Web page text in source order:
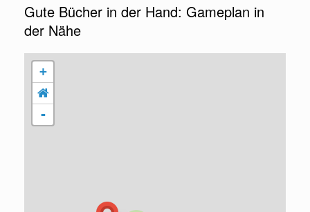
Gute Bücher in der Hand: Gameplan in
der Nähe
+
-